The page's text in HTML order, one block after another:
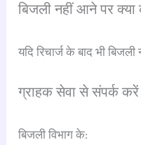
बिजली नहीं आने पर क्या
यदि रिचार्ज के बाद भी
ग्राहक सेवा से संपर्क करें
बिजली विभाग के: